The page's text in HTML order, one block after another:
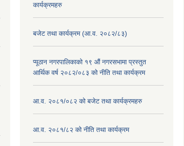
कार्यक्रमहरु
बजेट तथा कार्यक्रम (आ.व. २०८२/८३)
प्यूठान नगरपालिकाको १९ औं नगरसभामा प्रस्तुत
आर्थिक वर्ष २०८२/०८३ को नीति तथा कार्यक्रम
आ.व. २०८१/०८२ को बजेट तथा कार्यक्रमहरु
आ.व. २०८१/८२ को नीति तथा कार्यक्रम